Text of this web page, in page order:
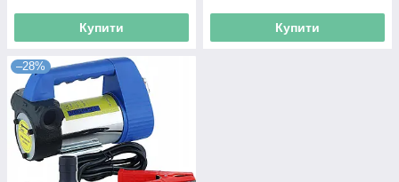
Купити Купити
–28%